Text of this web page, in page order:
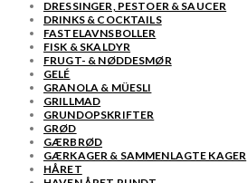
DRESSINGER, PESTOER & SAUCER
DRINKS & COCKTAILS
FASTELAVNSBOLLER
FISK & SKALDYR
FRUGT- & NØDDESMØR
GELÉ
GRANOLA & MÜESLI
GRILLMAD
GRUNDOPSKRIFTER
GRØD
GÆRBRØD
GÆRKAGER & SAMMENLAGTE KAGER
HÅRET